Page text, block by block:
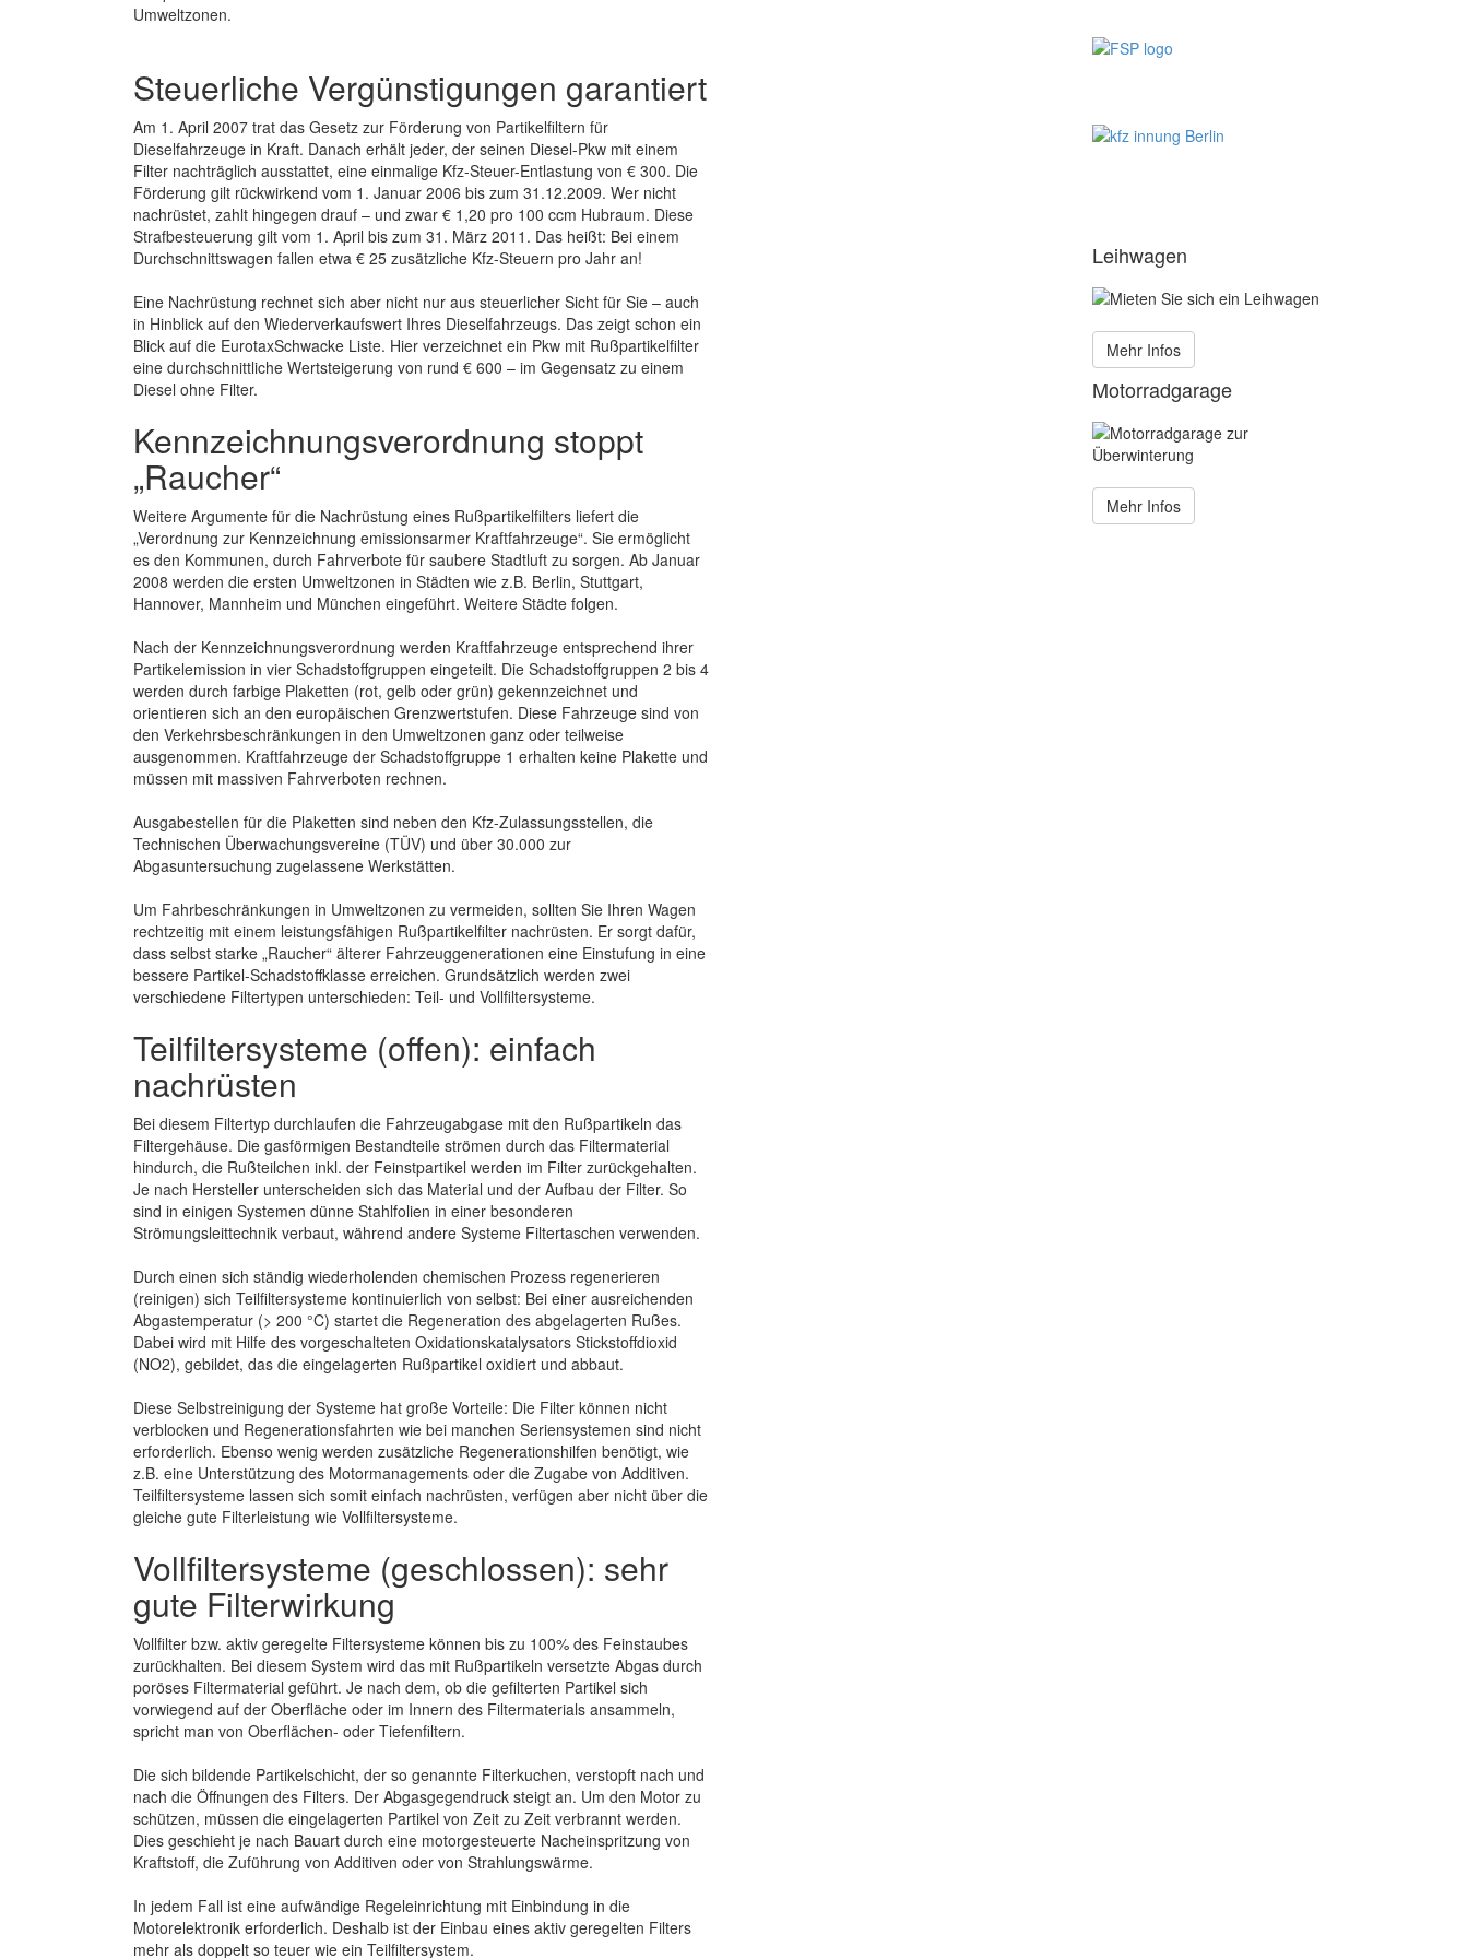
Umweltzonen.
Steuerliche Vergünstigungen garantiert
Am 1. April 2007 trat das Gesetz zur Förderung von Partikelfiltern für
Dieselfahrzeuge in Kraft. Danach erhält jeder, der seinen Diesel-Pkw mit einem
Filter nachträglich ausstattet, eine einmalige Kfz-Steuer-Entlastung von € 300. Die
Förderung gilt rückwirkend vom 1. Januar 2006 bis zum 31.12.2009. Wer nicht
nachrüstet, zahlt hingegen drauf – und zwar € 1,20 pro 100 ccm Hubraum. Diese
Strafbesteuerung gilt vom 1. April bis zum 31. März 2011. Das heißt: Bei einem
Durchschnittswagen fallen etwa € 25 zusätzliche Kfz-Steuern pro Jahr an!
Eine Nachrüstung rechnet sich aber nicht nur aus steuerlicher Sicht für Sie – auch
in Hinblick auf den Wiederverkaufswert Ihres Dieselfahrzeugs. Das zeigt schon ein
Blick auf die EurotaxSchwacke Liste. Hier verzeichnet ein Pkw mit Rußpartikelfilter
eine durchschnittliche Wertsteigerung von rund € 600 – im Gegensatz zu einem
Diesel ohne Filter.
Kennzeichnungsverordnung stoppt
„Raucher“
Weitere Argumente für die Nachrüstung eines Rußpartikelfilters liefert die
„Verordnung zur Kennzeichnung emissionsarmer Kraftfahrzeuge“. Sie ermöglicht
es den Kommunen, durch Fahrverbote für saubere Stadtluft zu sorgen. Ab Januar
2008 werden die ersten Umweltzonen in Städten wie z.B. Berlin, Stuttgart,
Hannover, Mannheim und München eingeführt. Weitere Städte folgen.
Nach der Kennzeichnungsverordnung werden Kraftfahrzeuge entsprechend ihrer
Partikelemission in vier Schadstoffgruppen eingeteilt. Die Schadstoffgruppen 2 bis 4
werden durch farbige Plaketten (rot, gelb oder grün) gekennzeichnet und
orientieren sich an den europäischen Grenzwertstufen. Diese Fahrzeuge sind von
den Verkehrsbeschränkungen in den Umweltzonen ganz oder teilweise
ausgenommen. Kraftfahrzeuge der Schadstoffgruppe 1 erhalten keine Plakette und
müssen mit massiven Fahrverboten rechnen.
Ausgabestellen für die Plaketten sind neben den Kfz-Zulassungsstellen, die
Technischen Überwachungsvereine (TÜV) und über 30.000 zur
Abgasuntersuchung zugelassene Werkstätten.
Um Fahrbeschränkungen in Umweltzonen zu vermeiden, sollten Sie Ihren Wagen
rechtzeitig mit einem leistungsfähigen Rußpartikelfilter nachrüsten. Er sorgt dafür,
dass selbst starke „Raucher“ älterer Fahrzeuggenerationen eine Einstufung in eine
bessere Partikel-Schadstoffklasse erreichen. Grundsätzlich werden zwei
verschiedene Filtertypen unterschieden: Teil- und Vollfiltersysteme.
Teilfiltersysteme (offen): einfach
nachrüsten
Bei diesem Filtertyp durchlaufen die Fahrzeugabgase mit den Rußpartikeln das
Filtergehäuse. Die gasförmigen Bestandteile strömen durch das Filtermaterial
hindurch, die Rußteilchen inkl. der Feinstpartikel werden im Filter zurückgehalten.
Je nach Hersteller unterscheiden sich das Material und der Aufbau der Filter. So
sind in einigen Systemen dünne Stahlfolien in einer besonderen
Strömungsleittechnik verbaut, während andere Systeme Filtertaschen verwenden.
Durch einen sich ständig wiederholenden chemischen Prozess regenerieren
(reinigen) sich Teilfiltersysteme kontinuierlich von selbst: Bei einer ausreichenden
Abgastemperatur (> 200 °C) startet die Regeneration des abgelagerten Rußes.
Dabei wird mit Hilfe des vorgeschalteten Oxidationskatalysators Stickstoffdioxid
(NO2), gebildet, das die eingelagerten Rußpartikel oxidiert und abbaut.
Diese Selbstreinigung der Systeme hat große Vorteile: Die Filter können nicht
verblocken und Regenerationsfahrten wie bei manchen Seriensystemen sind nicht
erforderlich. Ebenso wenig werden zusätzliche Regenerationshilfen benötigt, wie
z.B. eine Unterstützung des Motormanagements oder die Zugabe von Additiven.
Teilfiltersysteme lassen sich somit einfach nachrüsten, verfügen aber nicht über die
gleiche gute Filterleistung wie Vollfiltersysteme.
Vollfiltersysteme (geschlossen): sehr
gute Filterwirkung
Vollfilter bzw. aktiv geregelte Filtersysteme können bis zu 100% des Feinstaubes
zurückhalten. Bei diesem System wird das mit Rußpartikeln versetzte Abgas durch
poröses Filtermaterial geführt. Je nach dem, ob die gefilterten Partikel sich
vorwiegend auf der Oberfläche oder im Innern des Filtermaterials ansammeln,
spricht man von Oberflächen- oder Tiefenfiltern.
Die sich bildende Partikelschicht, der so genannte Filterkuchen, verstopft nach und
nach die Öffnungen des Filters. Der Abgasgegendruck steigt an. Um den Motor zu
schützen, müssen die eingelagerten Partikel von Zeit zu Zeit verbrannt werden.
Dies geschieht je nach Bauart durch eine motorgesteuerte Nacheinspritzung von
Kraftstoff, die Zuführung von Additiven oder von Strahlungswärme.
In jedem Fall ist eine aufwändige Regeleinrichtung mit Einbindung in die
Motorelektronik erforderlich. Deshalb ist der Einbau eines aktiv geregelten Filters
mehr als doppelt so teuer wie ein Teilfiltersystem.
Leihwagen
Mehr Infos
Motorradgarage
Mehr Infos